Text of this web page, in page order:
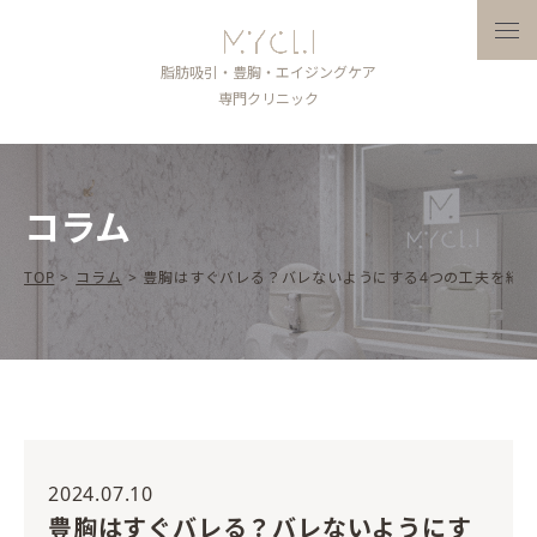
脂肪吸引・豊胸・エイジングケア
専門クリニック
メ
コラム
TOP > コラム > 豊胸はすぐバレる？バレないようにする4つの工夫を紹介
2024.07.10
豊胸はすぐバレる？バレないようにす